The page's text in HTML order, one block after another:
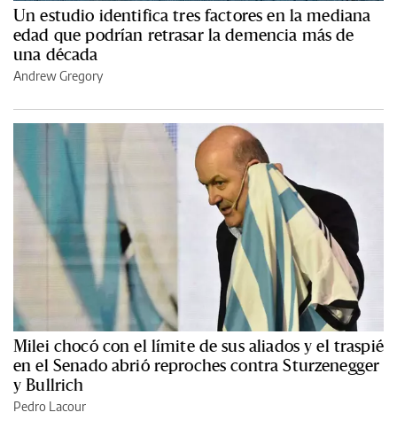
Un estudio identifica tres factores en la mediana
edad que podrían retrasar la demencia más de
una década
Andrew Gregory
Milei chocó con el límite de sus aliados y el traspié
en el Senado abrió reproches contra Sturzenegger
y Bullrich
Pedro Lacour